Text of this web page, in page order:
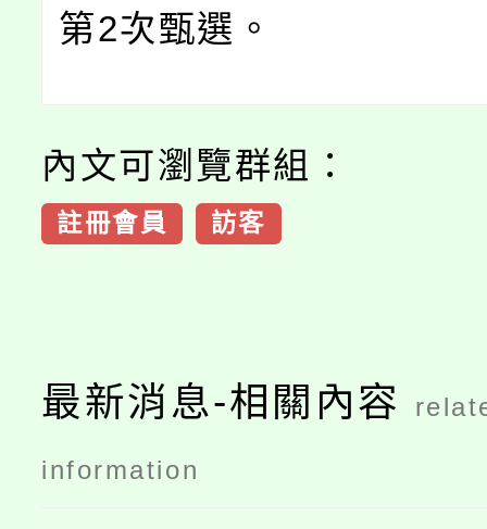
第2次甄選。
內文可瀏覽群組：
註冊會員 訪客
最新消息-相關內容
information